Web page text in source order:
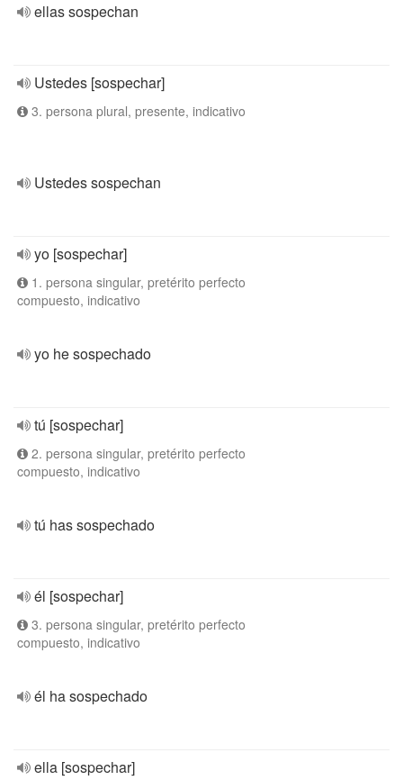
ellas sospechan
Ustedes [sospechar]
3. persona plural, presente, indicativo
Ustedes sospechan
yo [sospechar]
1. persona singular, pretérito perfecto
compuesto, indicativo
yo he sospechado
tú [sospechar]
2. persona singular, pretérito perfecto
compuesto, indicativo
tú has sospechado
él [sospechar]
3. persona singular, pretérito perfecto
compuesto, indicativo
él ha sospechado
ella [sospechar]